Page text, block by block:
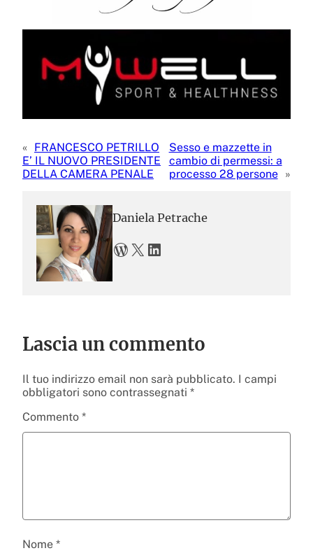
« FRANCESCO PETRILLO
E’ IL NUOVO PRESIDENTE
DELLA CAMERA PENALE
Sesso e mazzette in
cambio di permessi: a
processo 28 persone
»
Daniela Petrache
WordPress X LinkedIn
Lascia un commento
Il tuo indirizzo email non sarà pubblicato. I campi
obbligatori sono contrassegnati *
Commento *
Nome *